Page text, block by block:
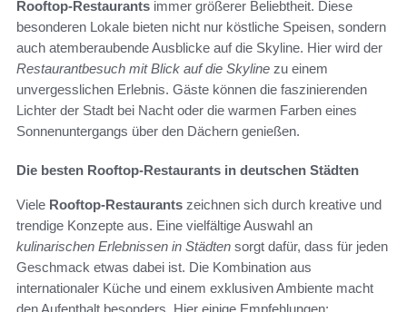
Rooftop-Restaurants immer größerer Beliebtheit. Diese
besonderen Lokale bieten nicht nur köstliche Speisen, sondern
auch atemberaubende Ausblicke auf die Skyline. Hier wird der
Restaurantbesuch mit Blick auf die Skyline zu einem
unvergesslichen Erlebnis. Gäste können die faszinierenden
Lichter der Stadt bei Nacht oder die warmen Farben eines
Sonnenuntergangs über den Dächern genießen.
Die besten Rooftop-Restaurants in deutschen Städten
Viele Rooftop-Restaurants zeichnen sich durch kreative und
trendige Konzepte aus. Eine vielfältige Auswahl an
kulinarischen Erlebnissen in Städten sorgt dafür, dass für jeden
Geschmack etwas dabei ist. Die Kombination aus
internationaler Küche und einem exklusiven Ambiente macht
den Aufenthalt besonders. Hier einige Empfehlungen: